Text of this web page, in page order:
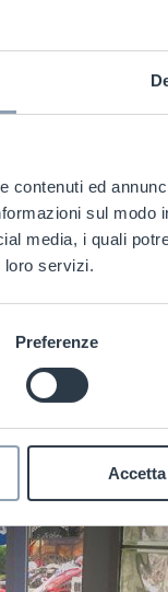
contenuti ed
sul
media, i quali
loro servizi.
Preferenze
nella Ricerca
e